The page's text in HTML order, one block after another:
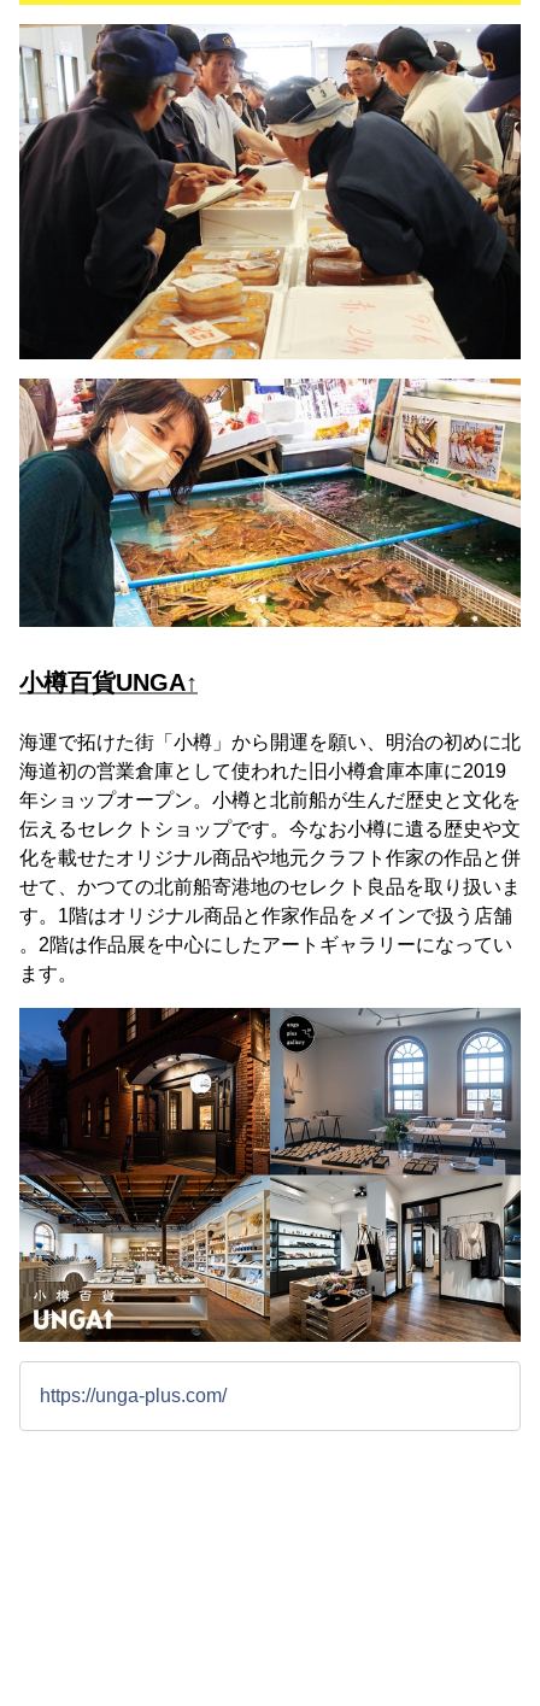
小樽百貨UNGA↑
海運で拓けた街「小樽」から開運を願い、明治の初めに北
海道初の営業倉庫として使われた旧小樽倉庫本庫に2019
年ショップオープン。小樽と北前船が生んだ歴史と文化を
伝えるセレクトショップです。今なお小樽に遺る歴史や文
化を載せたオリジナル商品や地元クラフト作家の作品と併
せて、かつての北前船寄港地のセレクト良品を取り扱いま
す。1階はオリジナル商品と作家作品をメインで扱う店舗
。2階は作品展を中心にしたアートギャラリーになってい
ます。
https://unga-plus.com/